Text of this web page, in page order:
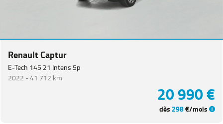
Renault Captur
E-Tech 145 21 Intens 5p
2022 -41 712 km
20 990 €
dès 298€/mois